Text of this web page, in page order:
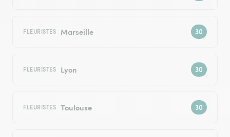
FLEURISTES Marseille
FLEURISTES Lyon
FLEURISTES Toulouse